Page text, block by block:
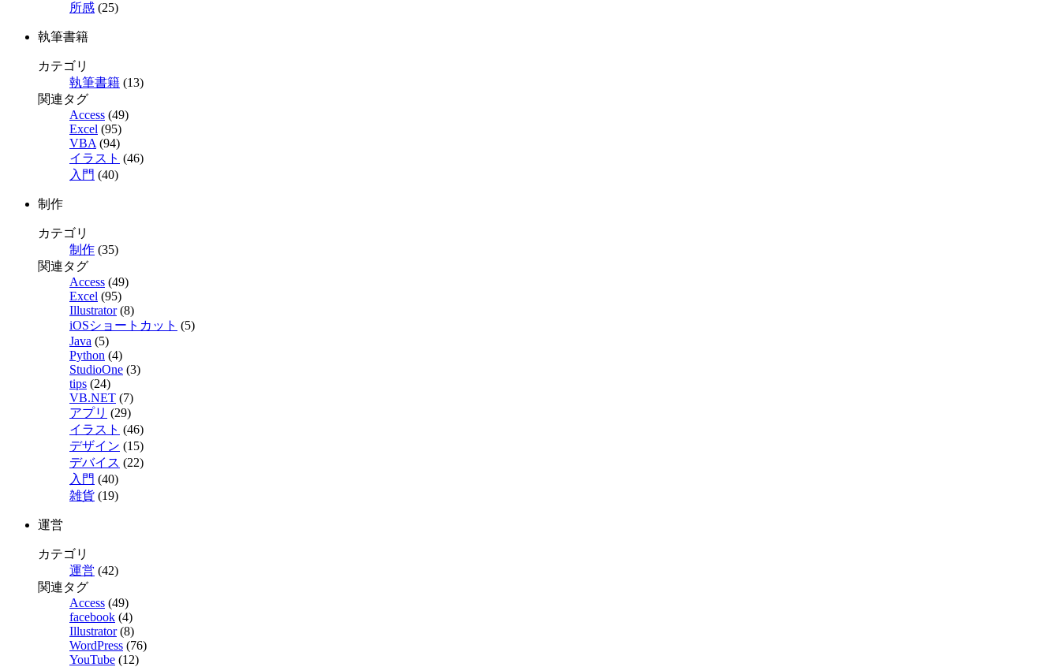
所感 (25)
執筆書籍
カテゴリ
執筆書籍 (13)
関連タグ
Access (49)
Excel (95)
VBA (94)
イラスト (46)
入門 (40)
制作
カテゴリ
制作 (35)
関連タグ
Access (49)
Excel (95)
Illustrator(8)
iOSショートカット (5)
Java (5)
Python (4)
StudioOne (3)
tips (24)
VB.NET (7)
アプリ (29)
イラスト (46)
デザイン (15)
デバイス (22)
入門 (40)
雑貨 (19)
運営
カテゴリ
運営 (42)
関連タグ
Access (49)
facebook (4)
Illustrator(8)
WordPress (76)
YouTube (12)